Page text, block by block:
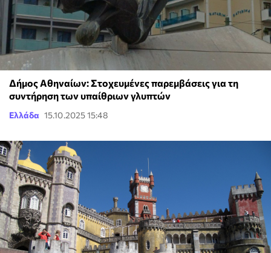
Δήμος Αθηναίων: Στοχευμένες παρεμβάσεις για τη
συντήρηση των υπαίθριων γλυπτών
Ελλάδα 15.10.2025 15:48